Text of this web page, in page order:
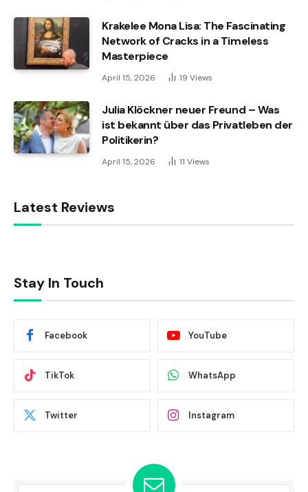
Krakelee Mona Lisa: The Fascinating
Network of Cracks in a Timeless
Masterpiece
April 15, 2026 19 Views
Julia Klöckner neuer Freund – Was
ist bekannt über das Privatleben der
Politikerin?
April 15, 2026 11 Views
Latest Reviews
Stay In Touch
Facebook YouTube
TikTok WhatsApp
Twitter Instagram